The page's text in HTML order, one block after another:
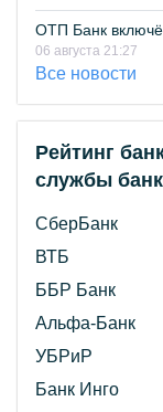
ОТП Банк
06 августа 21:27
Все новости
Рейтинг
службы
СберБанк
ВТБ
ББР Банк
Альфа-Банк
УБРиР
Банк Инго